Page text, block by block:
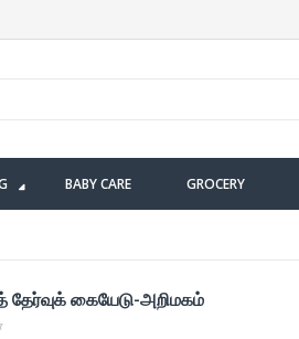
BABY CARE GROCERY
தேர்வுக் கையேடு-அறிமகம்